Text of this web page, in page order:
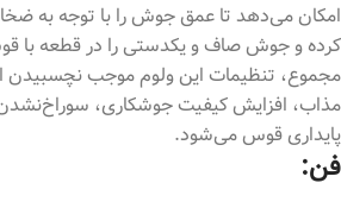
امکان می‌دهد تا عمق جوش را با توجه به
کرده و جوش صاف و یکدستی را در قطعه با
مجموع، تنظیمات این ولوم موجب نچسبیدن
مذاب، افزایش کیفیت جوشکاری،
پایداری قوس می‌شود.
فن: